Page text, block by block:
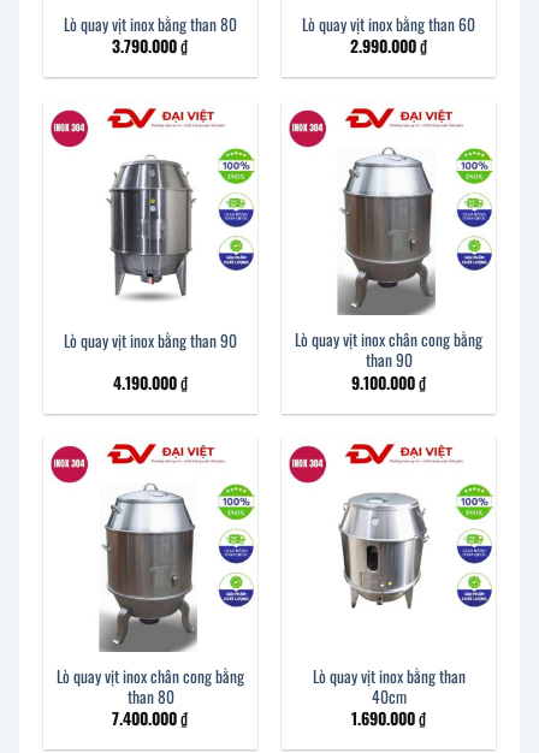
Lò quay vịt inox bằng than 80
3.790.000₫
Lò quay vịt inox bằng than 60
2.990.000₫
Lò quay vịt inox bằng than 90
4.190.000₫
Lò quay vịt inox chân cong bằng
than 90
9.100.000₫
Lò quay vịt inox chân cong bằng
than 80
7.400.000₫
Lò quay vịt inox bằng than
40cm
1.690.000₫